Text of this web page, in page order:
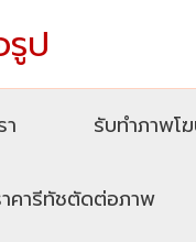
ป
รับทําภาพโ
คารีทัชตัดต่อภาพ